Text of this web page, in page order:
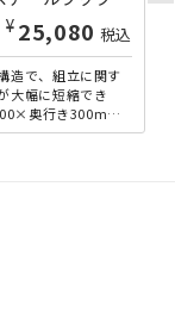
¥ 25,080 税込
造で、組立に関す
大幅に短縮でき
奥行き300mm
クです。軽量型な